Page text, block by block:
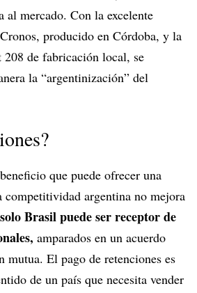
al mercado. Con la excelente
producido en Córdoba, y la
208 de fabricación local, se
la “argentinización” del
que puede ofrecer una
competitividad argentina no mejora
solo Brasil puede ser receptor de
amparados en un acuerdo
mutua. El pago de retenciones es
de un país que necesita vender